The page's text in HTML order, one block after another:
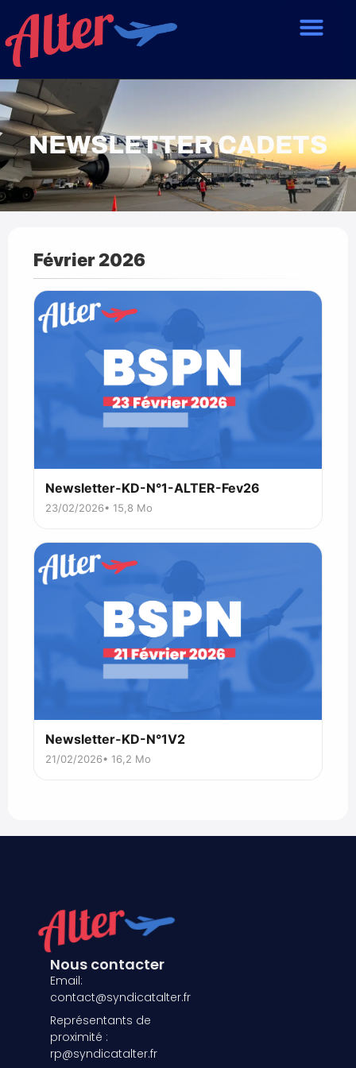
NEWSLETTER CADETS
Février 2026
Newsletter-KD-N°1-ALTER-Fev26
23/02/2026• 15,8 Mo
Newsletter-KD-N°1V2
21/02/2026• 16,2 Mo
Nous contacter
Email:
contact@syndicatalter.fr
Représentants de
proximité :
rp@syndicatalter.fr